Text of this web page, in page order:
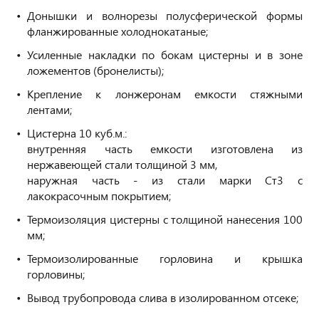
Донышки и волнорезы полусферической формы
фланжированные холоднокатаные;
Усиленные накладки по бокам цистерны и в зоне
ложементов (бронелисты);
Крепление к лонжеронам емкости стяжными
лентами;
Цистерна 10 куб.м.:
внутренняя часть емкости изготовлена из
нержавеющей стали толщиной 3 мм,
наружная часть - из стали марки Ст3 с
лакокрасочным покрытием;
Термоизоляция цистерны с толщиной нанесения 100
мм;
Термоизолированные горловина и крышка
горловины;
Вывод трубопровода слива в изолированном отсеке;